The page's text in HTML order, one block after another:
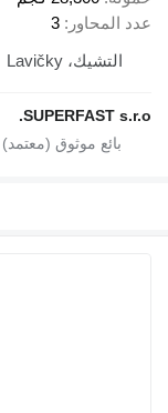
عدد المحاور
3
التشيك، Lavičky
SUPERFAST s.r.o.